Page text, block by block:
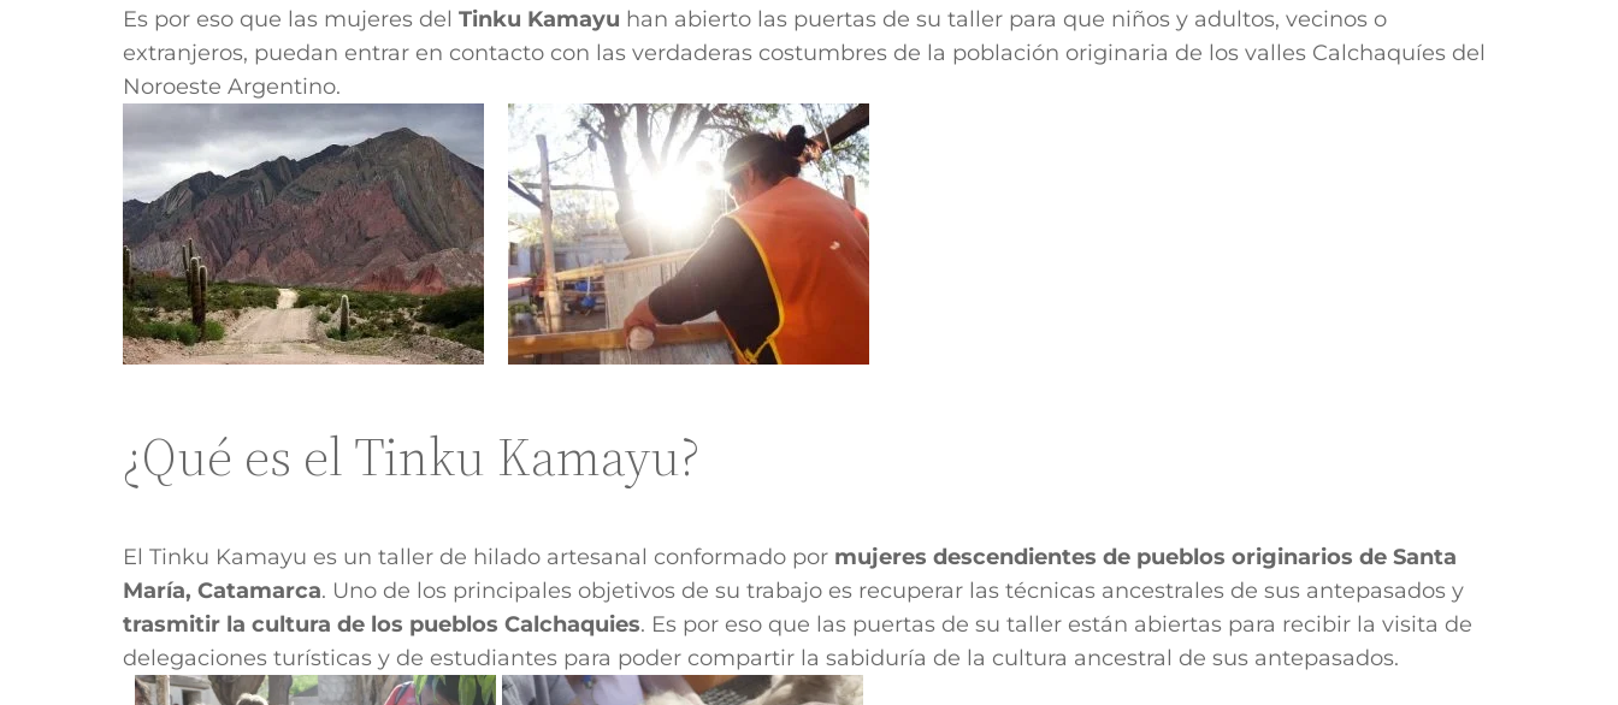
Es por eso que las mujeres del Tinku Kamayu han abierto las puertas de su taller para que niños y adultos, vecinos o
extranjeros, puedan entrar en contacto con las verdaderas costumbres de la población originaria de los valles Calchaquíes del
Noroeste Argentino.
¿Qué es el Tinku Kamayu?
El Tinku Kamayu es un taller de hilado artesanal conformado por mujeres descendientes de pueblos originarios de Santa
María, Catamarca. Uno de los principales objetivos de su trabajo es recuperar las técnicas ancestrales de sus antepasados y
trasmitir la cultura de los pueblos Calchaquies. Es por eso que las puertas de su taller están abiertas para recibir la visita de
delegaciones turísticas y de estudiantes para poder compartir la sabiduría de la cultura ancestral de sus antepasados.